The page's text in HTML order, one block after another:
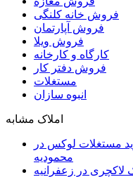
فروش خانه کلنگی
فروش آپارتمان
فروش ویلا
کارگاه و کارخانه
فروش دفتر کار
مستغلات
انبوه سازان
املاک مشابه
مستغلات لوکس در
محمودیه
لاکچری در زعفرانیه